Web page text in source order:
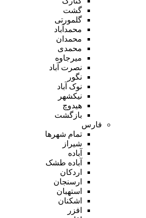
گشت
گلمورتی
محمدآباد
محمدان
محمدی
میرجاوه
نصرت آباد
نگور
نوک آباد
نیکشهر
هیدوچ
بازگشت
فارس
تمام شهر‌ها
شیراز
آباده
آباده طشک
اردکان
ارسنجان
استهبان
اشکنان
افزر